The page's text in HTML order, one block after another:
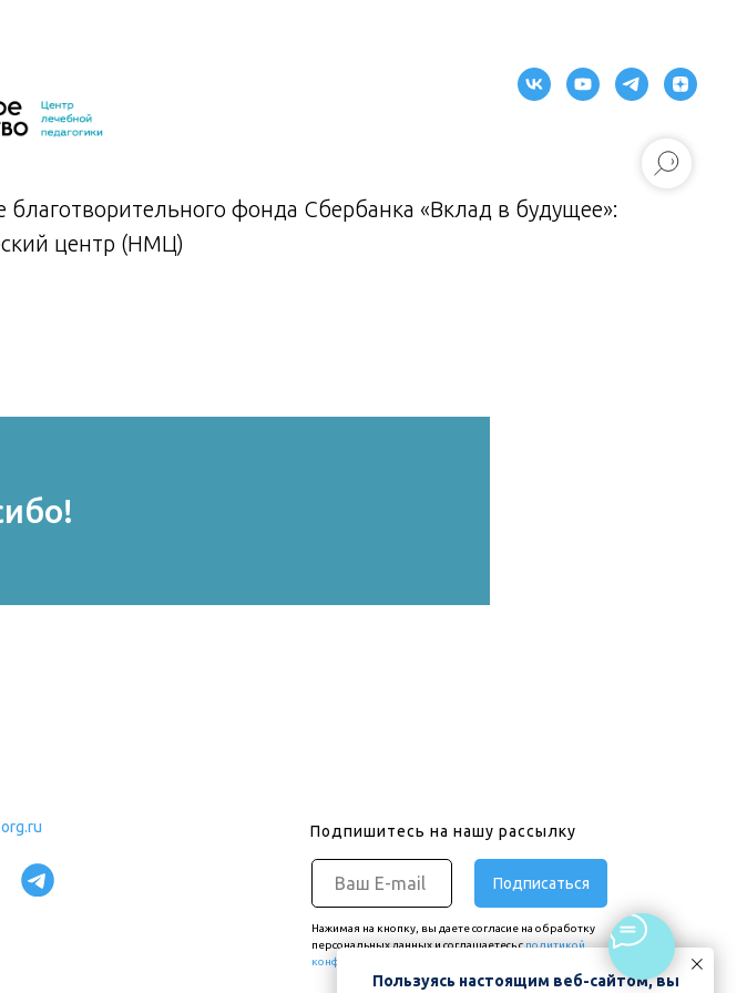
фонда Сбербанка «Вклад в будущее»:
центр (НМЦ)
Подписаться
Подпишитесь на нашу рассылку
Нажимая на кнопку, вы даете согласие на обработку
персональных данных и соглашаетесь c политикой
конфиденциальности.
Пользуясь настоящим веб-сайтом, вы